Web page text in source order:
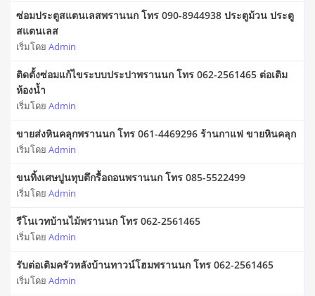
ซ่อมประตูสแตนเลสพรานนก โทร 090-8944938 ประตูม้วน ประตู
สแตนเลส
เริ่มโดย Admin
ติดตั้งซ่อมแก้ไขระบบประปาพรานนก โทร 062-2561465 ต่อเติม
ห้องน้ำ
เริ่มโดย Admin
ขายส่งหินคลุกพรานนก โทร 061-4469296 ร้านกาแฟ ขายหินคลุก
เริ่มโดย Admin
ขนทิ้งเศษปูนทุบตึกรื้อถอนพรานนก โทร 085-5522499
เริ่มโดย Admin
รีโนเวทบ้านไม้พรานนก โทร 062-2561465
เริ่มโดย Admin
รับต่อเติมครัวหลังบ้านทาวน์โฮมพรานนก โทร 062-2561465
เริ่มโดย Admin